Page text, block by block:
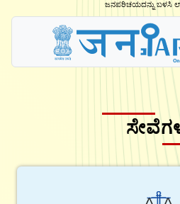
ಜನಪರಿಚಯದನ್ನು ಬಳಸಿ